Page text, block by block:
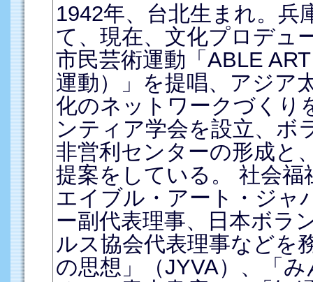
1942年、台北生まれ。兵
て、現在、文化プロデュ
市民芸術運動「ABLE
運動）」を提唱、アジア
化のネットワークづくり
ンティア学会を設立、ボ
非営利センターの形成と
提案をしている。 社会
エイブル・アート・ジャ
ー副代表理事、日本ボラ
ルス協会代表理事などを
の思想」（JYVA）、「